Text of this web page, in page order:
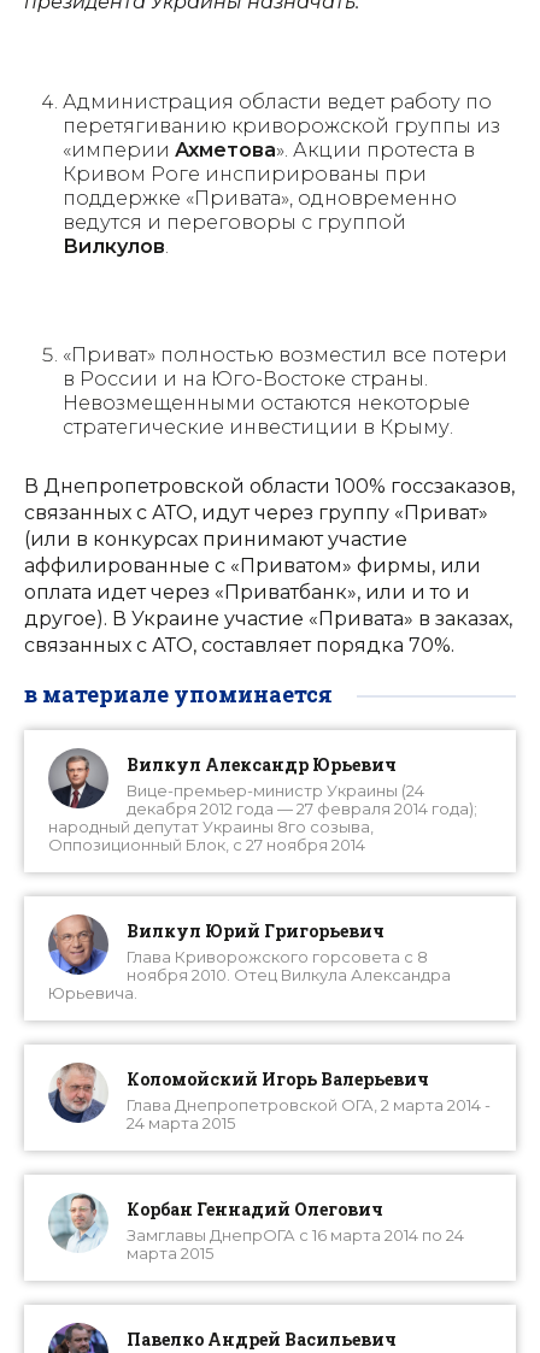
Администрация области ведет работу по
перетягиванию криворожской группы из
«империи Ахметова». Акции протеста в
Кривом Роге инспирированы при
поддержке «Привата», одновременно
ведутся и переговоры с группой
Вилкулов
«Приват» полностью возместил все потери
в России и на Юго-Востоке страны.
Невозмещенными остаются некоторые
стратегические инвестиции в Крыму.
В Днепропетровской области 100% госсзаказов,
связанных с АТО, идут через группу «Приват»
(или в конкурсах принимают участие
аффилированные с «Приватом» фирмы, или
оплата идет через «Приватбанк», или и то и
другое). В Украине участие «Привата» в заказах,
связанных с АТО, составляет порядка 70%.
в материале упоминается
Вилкул Александр Юрьевич
Вице-премьер-министр Украины (24
декабря 2012 года — 27 февраля 2014 года);
народный депутат Украины 8го созыва,
Оппозиционный Блок, с 27 ноября 2014
Вилкул Юрий Григорьевич
Глава Криворожского горсовета с 8
ноября 2010. Отец Вилкула Александра
Юрьевича.
Коломойский Игорь Валерьевич
Глава Днепропетровской ОГА, 2 марта 2014 -
24 марта 2015
Корбан Геннадий Олегович
Замглавы ДнепрОГА с 16 марта 2014 по 24
марта 2015
Павелко Андрей Васильевич